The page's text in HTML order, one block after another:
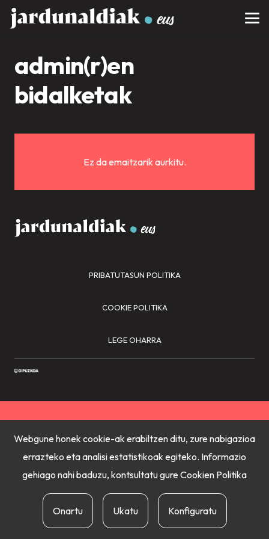
admin(r)en
bidalketak
Ez da emaitzarik aurkitu.
PRIBATUTASUN POLITIKA
COOKIE POLITIKA
LEGE OHARRA
Webgune honek cookie-ak erabiltzen ditu, zure nabigazioa
errazteko eta analisi estatistikoak egiteko. Informazio
gehiago nahi baduzu, kontsultatu gure Cookien Politika
Onartu Ukatu Konfiguratu